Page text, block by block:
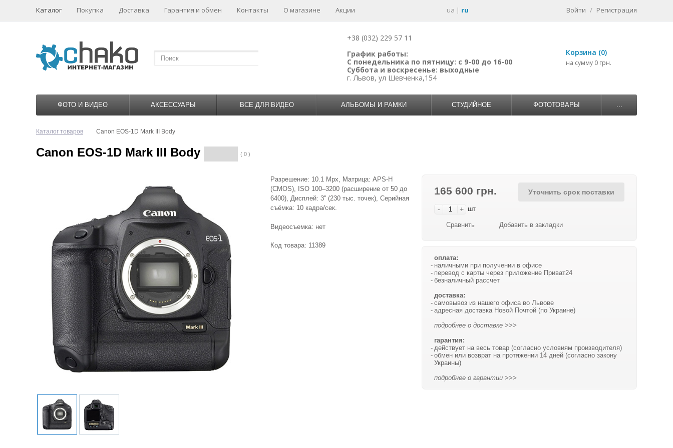
Каталог Покупка Доставка Гарантия и обмен Контакты О магазине Акции ua | ru Войти / Регистрация
+38 (032) 229 57 11
График работы:
С понедельника по пятницу: с 9-00 до 16-00
Суббота и воскресенье: выходные
г. Львов, ул Шевченка,154
Корзина (0)
на сумму 0 грн.
ФОТО И ВИДЕО АКСЕССУАРЫ ВСЕ ДЛЯ ВИДЕО АЛЬБОМЫ И РАМКИ СТУДИЙНОЕ ФОТОТОВАРЫ ...
Каталог товаров Canon EOS-1D Mark III Body
Canon EOS-1D Mark III Body ( 0 )
165 600 грн.
- + шт
Уточнить срок поставки
Сравнить Добавить в закладки
оплата:
наличными при получении в офисе
перевод с карты через приложение Приват24
безналичный рассчет
доставка:
самовывоз из нашего офиса во Львове
адресная доставка Новой Почтой (по Украине)
подробнее о доставке >>>
гарантия:
действует на весь товар (согласно условиям производителя)
обмен или возврат на протяжении 14 дней (согласно закону
Украины)
подробнее о гарантии >>>
Разрешение: 10.1 Mpx, Матрица: APS-H
(CMOS), ISO 100–3200 (расширение от 50 до
6400), Дисплей: 3'' (230 тыс. точек), Серийная
съёмка: 10 кадра/сек.
Видеосъемка: нет
Код товара: 11389